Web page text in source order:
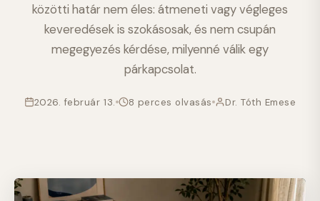
közötti határ nem éles: átmeneti vagy végleges
keveredések is szokásosak, és nem csupán
megegyezés kérdése, milyenné válik egy
párkapcsolat.
2026. február 13. 8 perces olvasás Dr. Tóth Emese